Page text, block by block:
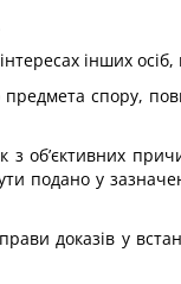
інших
спору,
об’єктивних
у
доказів у